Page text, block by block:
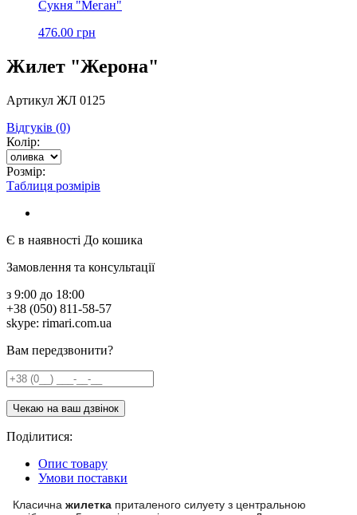
Сукня "Меган"
476.00 грн
Жилет "Жерона"
Артикул ЖЛ 0125
Відгуків (0)
Колір:
Розмір:
Таблиця розмірів
Є в наявності До кошика
Замовлення та консультації
з 9:00 до 18:00
+38 (050) 811-58-57
skype: rimari.com.ua
Вам передзвонити?
Поділитися:
Опис товару
Умови поставки
Класична жилетка приталеного силуету з центральною